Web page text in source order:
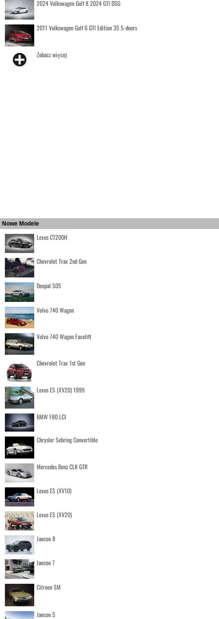
2024 Volkswagen Golf 8 2024 GTI DSG
2011 Volkswagen Golf 6 GTI Edition 35 5-doors
Zobacz więcej
Nowe Modele
Lexus CT200H
Chevrolet Trax 2nd Gen
Deepal S05
Volvo 740 Wagon
Volvo 740 Wagon Facelift
Chevrolet Trax 1st Gen
Lexus ES (XV20) 1999
BMW F80 LCI
Chrysler Sebring Convertible
Mercedes Benz CLK GTR
Lexus ES (XV10)
Lexus ES (XV20)
Jaecoo 8
Jaecoo 7
Citroen SM
Jaecoo 5